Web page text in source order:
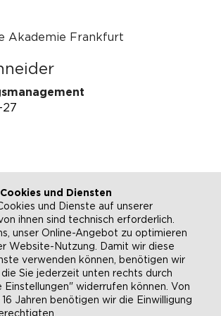
27
KONTAKT
BARRIEREFREIHEIT
und Diensten
und Dienste auf unserer
ihnen sind technisch erforderlich.
unser Online-Angebot zu optimieren
Website-Nutzung. Damit wir diese
verwenden können, benötigen wir
die Sie jederzeit unten rechts durch
Einstellungen" widerrufen können. Von
Jahren benötigen wir die Einwilligung